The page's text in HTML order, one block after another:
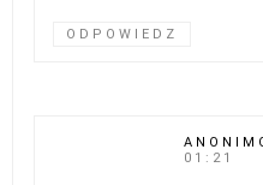
ODPOWIEDZ
01:21